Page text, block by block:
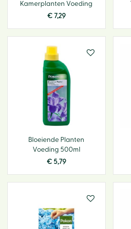
Kamerplanten Voeding
€ 7,29
Bloeiende Planten
Voeding 500ml
€ 5,79